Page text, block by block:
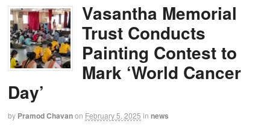
Vasantha Memorial
Trust Conducts
Painting Contest to
Mark ‘World Cancer
Day’
by Pramod Chavanon February 5, 2025 in news